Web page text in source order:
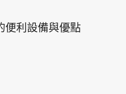
便利設備與優點